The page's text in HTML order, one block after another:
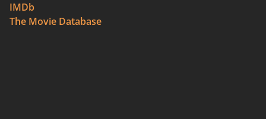
IMDb
The Movie Database